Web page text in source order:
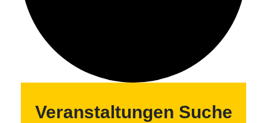
Veranstaltungen Suche